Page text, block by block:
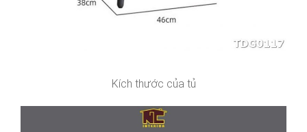
Kích thước của tủ